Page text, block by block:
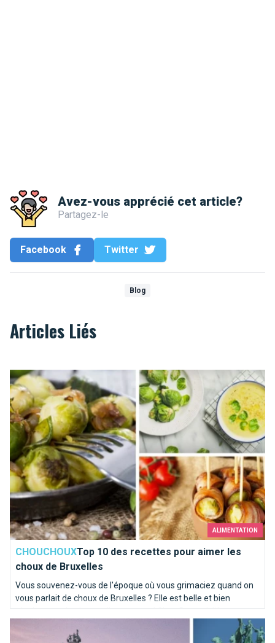
Avez-vous apprécié cet article?
Partagez-le
Facebook Twitter
Blog
Articles Liés
ALIMENTATION
CHOUCHOUXTop 10 des recettes pour aimer les
choux de Bruxelles
Vous souvenez-vous de l'époque où vous grimaciez quand on
vous parlait de choux de Bruxelles ? Elle est belle et bien
révolue pour la plupart d'entre vous ! Chez Brusselslife, ces
Top 10 des recettes pour aimer les choux de Bruxelles